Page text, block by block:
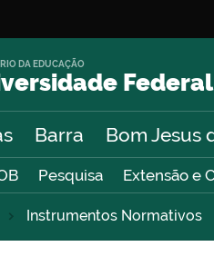
DA EDUCAÇÃO
Barra Bom Jesus
Pesquisa Extensão e
Instrumentos Normativos